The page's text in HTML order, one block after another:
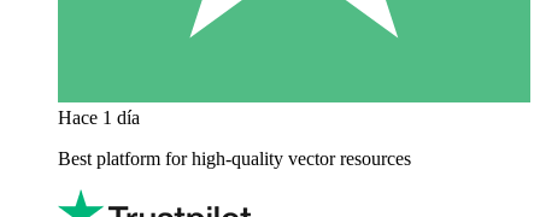
Hace 1 día
Best platform for high-quality vector resources